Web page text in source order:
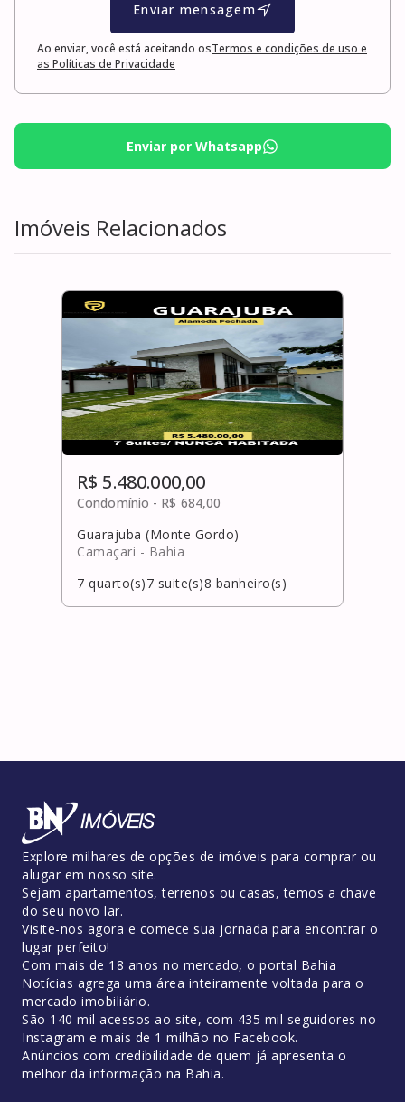
Enviar mensagem
Ao enviar, você está aceitando osTermos e condições de uso e
as Políticas de Privacidade
Enviar por Whatsapp
Imóveis Relacionados
R$ 5.480.000,00
Condomínio - R$ 684,00
Guarajuba (Monte Gordo)
Camaçari - Bahia
7 quarto(s)7 suite(s)8 banheiro(s)
Explore milhares de opções de imóveis para comprar ou
alugar em nosso site.
Sejam apartamentos, terrenos ou casas, temos a chave
do seu novo lar.
Visite-nos agora e comece sua jornada para encontrar o
lugar perfeito!
Com mais de 18 anos no mercado, o portal Bahia
Notícias agrega uma área inteiramente voltada para o
mercado imobiliário.
São 140 mil acessos ao site, com 435 mil seguidores no
Instagram e mais de 1 milhão no Facebook.
Anúncios com credibilidade de quem já apresenta o
melhor da informação na Bahia.